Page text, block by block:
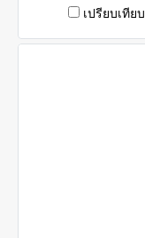
เปรียบเทียบ